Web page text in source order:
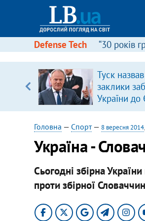
Defense Tech “30 років
Туск
заклики
України до
припинити
риторику
Головна — Спорт— 8 вересня 2014
Україна -
Сьогодні збірна
проти збірної